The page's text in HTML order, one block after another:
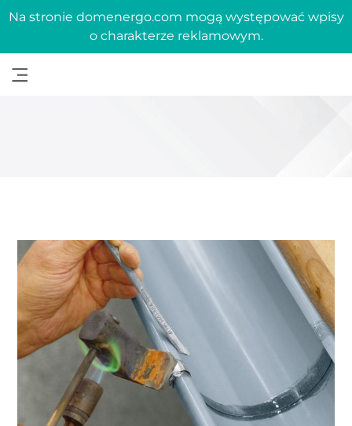
Na stronie domenergo.com mogą występować wpisy
o charakterze reklamowym.